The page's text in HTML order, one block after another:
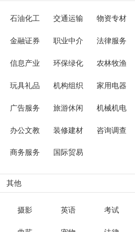
石油化工 交通运输 物资专材
金融证券 职业中介 法律服务
信息产业 环保绿化 农林牧渔
玩具礼品 机构组织 家用电器
广告服务 旅游休闲 机械机电
办公文教 装修建材 咨询调查
商务服务 国际贸易
其他
摄影 英语 考试